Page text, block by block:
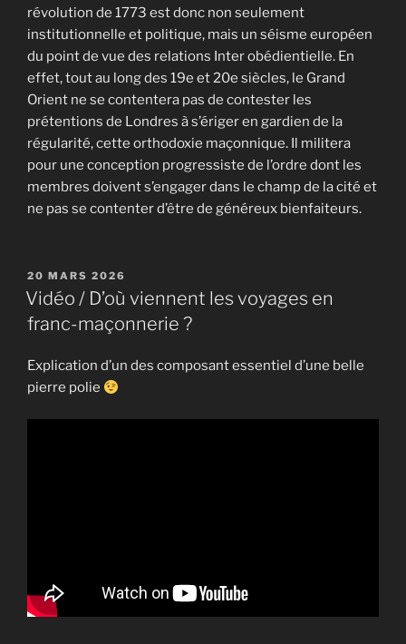
révolution de 1773 est donc non seulement
institutionnelle et politique, mais un séisme européen
du point de vue des relations Inter obédientielle. En
effet, tout au long des 19e et 20e siècles, le Grand
Orient ne se contentera pas de contester les
prétentions de Londres à s’ériger en gardien de la
régularité, cette orthodoxie maçonnique. Il militera
pour une conception progressiste de l’ordre dont les
membres doivent s’engager dans le champ de la cité et
ne pas se contenter d’être de généreux bienfaiteurs.
PUBLIÉ
LE
20 MARS 2026
Vidéo / D’où viennent les voyages en
franc-maçonnerie ?
Explication d’un des composant essentiel d’une belle
pierre polie